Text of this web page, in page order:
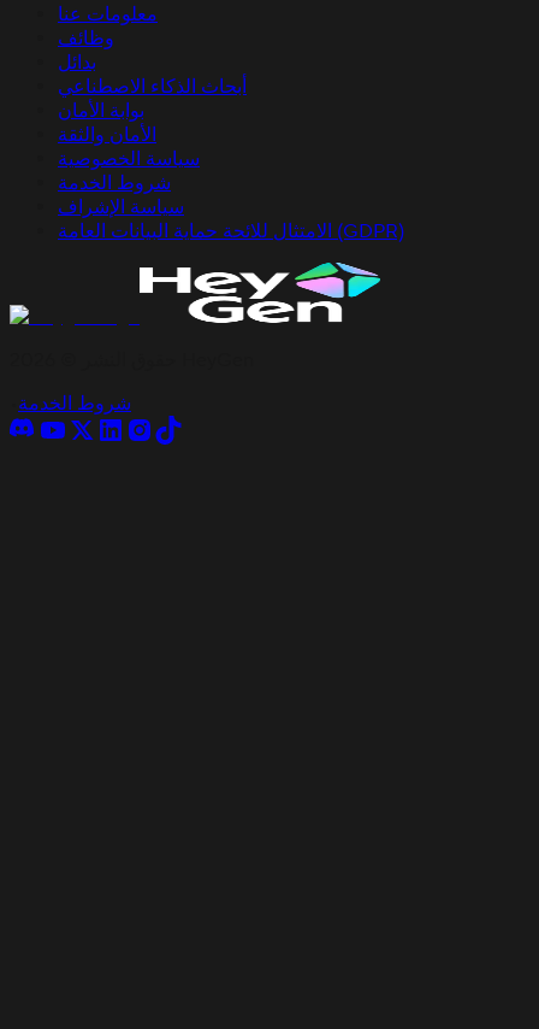
معلومات عنا
وظائف
بدائل
أبحاث الذكاء الاصطناعي
بوابة الأمان
الأمان والثقة
سياسة الخصوصية
شروط الخدمة
سياسة الإشراف
الامتثال للائحة حماية البيانات العامة (GDPR)
شروط الخدمة